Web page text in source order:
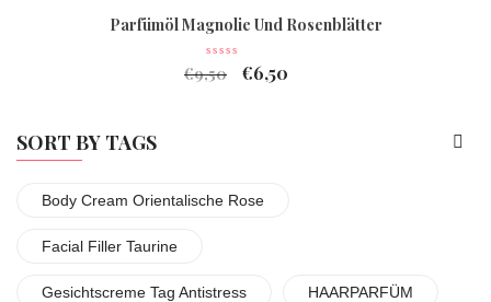
Parfümöl Magnolie Und Rosenblätter
€9,50 €6,50
SORT BY TAGS
Body Cream Orientalische Rose
Facial Filler Taurine
Gesichtscreme Tag Antistress HAARPARFÜM